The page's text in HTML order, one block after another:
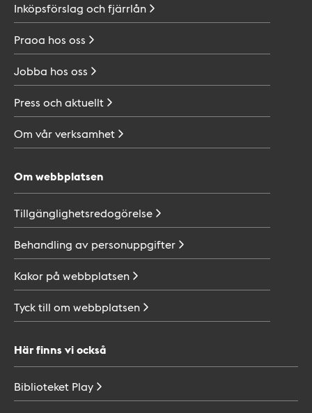
Inköpsförslag ochfjärrlån
Praoa hos oss
Jobba hos oss
Press ochaktuellt
Om vårverksamhet
Om webbplatsen
Tillgänglighetsredogörelse
Behandling av personuppgifter
Kakor på webbplatsen
Tyck till om webbplatsen
Här finns vi också
Biblioteket Play